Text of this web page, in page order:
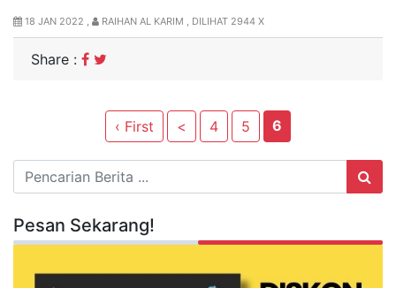
18 JAN 2022 , RAIHAN AL KARIM , DILIHAT 2944 X
Share :
‹ First < 4 5 6
Pesan Sekarang!